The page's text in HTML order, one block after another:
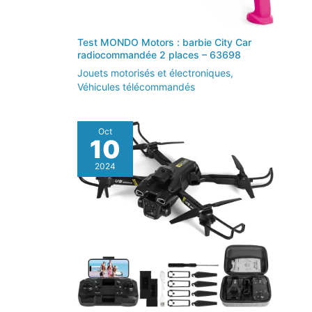
Test MONDO Motors : barbie City Car
radiocommandée 2 places – 63698
Jouets motorisés et électroniques,
Véhicules télécommandés
Oct
10
2024